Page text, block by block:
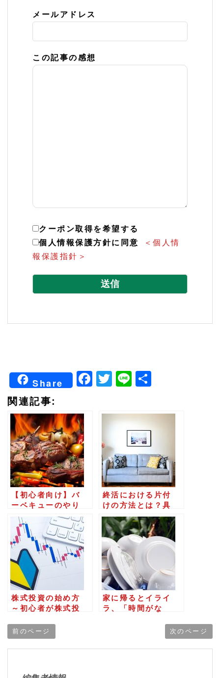
メールアドレス
この記事の感想
クーポン取得を希望する
個人情報保護方針に同意
＜個人情
報保護指針＞
ー
空
ま
ま
に
し
て
く
だ
さ
い。
Share Facebook
Twitter
Line
関連記事:
【初心者向け】バ
ーベキューのやり
方やコツは？上達
のために「検定」
を受ける
終活における片付
けの方法とは？具
体的なポイントに
ついて解説
株式投資の始め方
～初心者が株式投
めに何から始め
る？～
家に帰るとイライ
ラ、「時間がな
たい！ 整理収納術
で日頃の悩みを解
決
前のページ 次のページ